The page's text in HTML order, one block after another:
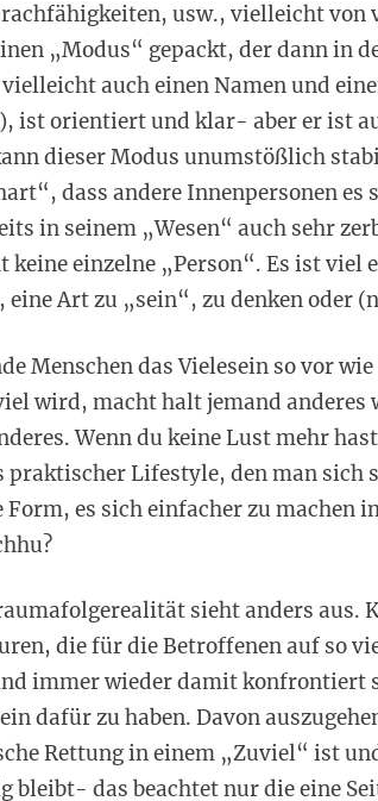
usw., vielleicht von
„Modus“ gepackt, der dann in
auch einen Namen und
ist orientiert und klar- aber er ist
dieser Modus unumstößlich
dass andere Innenpersonen es
in seinem „Wesen“ auch sehr
einzelne „Person“. Es ist viel
Art zu „sein“, zu denken oder
Menschen das Vielesein so vor
wird, macht halt jemand anderes
Wenn du keine Lust mehr
Lifestyle, den man sich
es sich einfacher zu machen
sieht anders aus.
die für die Betroffenen auf so
immer wieder damit konfrontiert
dafür zu haben. Davon
Rettung in einem „Zuviel“ ist
bleibt- das beachtet nur die eine